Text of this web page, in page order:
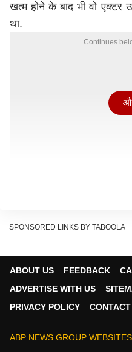
खत्म होने के बाद भी वो एक्टर
था.
Continues
प्रिया बापट ने हाल ही में
SPONSORED LINKS BY TABOOLA
ABOUT US FEEDBACK
ADVERTISE WITH US
PRIVACY POLICY
ABP NEWS GROUP WEBSITES